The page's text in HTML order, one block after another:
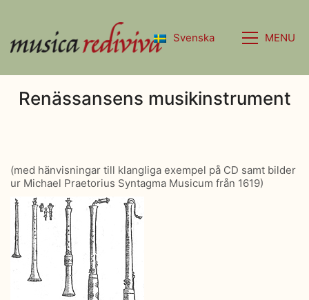
Svenska MENU
Renässansens musikinstrument
(med hänvisningar till klangliga exempel på CD samt bilder
ur Michael Praetorius Syntagma Musicum från 1619)